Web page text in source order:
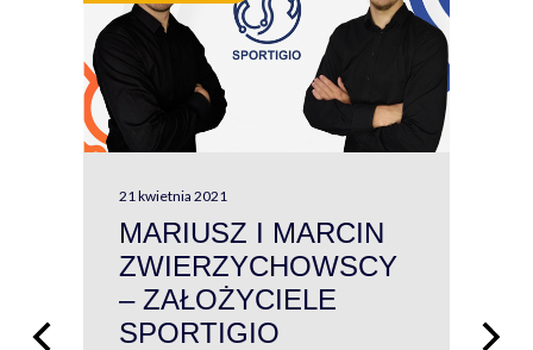
21 kwietnia 2021
MARIUSZ I MARCIN
ZWIERZYCHOWSCY
– ZAŁOŻYCIELE
SPORTIGIO